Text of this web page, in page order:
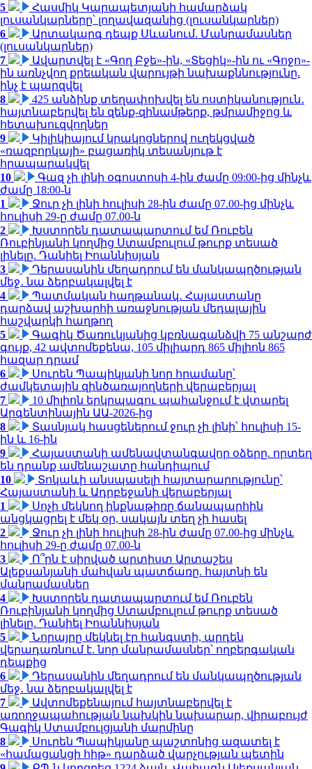
5
Հասմիկ Կարապետյանի համարձակ
լուսանկարները՝ լողավազանից (լուսանկարներ)
6
Արտակարգ դեպք Սևանում. Մանրամասներ
(լուսանկարներ)
7
Ավարտվել է «Գող Բջե»-ին, «Տեցիկ»-ին ու «Գոջո»-
ին առնչվող քրեական վարույթի նախաքննությունը.
ինչ է պարզվել
8
425 անձինք տեղափոխվել են ոստիկանություն․
հայտնաբերվել են զենք-զինամթերք, թմրամիջոց և
հետախուզվողներ
9
Կիլիկիայում կրակոցներով ուղեկցված
«ռազբորկայի» բացառիկ տեսանյութ է
հրապարակվել
10
Գազ չի լինի օգոստոսի 4-ին ժամը 09:00-ից մինչև
ժամը 18:00-ն
1
Ջուր չի լինի հուլիսի 28-ին ժամը 07.00-ից մինչև
հուլիսի 29-ը ժամը 07.00-ն
2
Խստորեն դատապարտում եմ Ռուբեն
Ռուբինյանի կողմից Ստամբուլում թուրք տեսած
լինելը. Դանիել Իոաննիսյան
3
Դերասանին մեղադրում են մանկապղծության
մեջ․ նա ձերբակալվել է
4
Պատմական հաղթանակ․ Հայաստանը
դարձավ աշխարհի առաջնության մեդալային
հաշվարկի հաղթող
5
Գագիկ Ծառուկյանից կբռնագանձվի 75 անշարժ
գույք, 42 ավտոմեքենա, 105 միլիարդ 865 միլիոն 865
հազար դրամ
6
Սուրեն Պապիկյանի նոր հրամանը՝
ժամկետային զինծառայողների վերաբերյալ
7
10 միլիոն երկրպագու պահանջում է վտարել
Արգենտինային ԱԱ-2026-ից
8
Տասնյակ հասցեներում ջուր չի լինի՝ հուլիսի 15-
ին և 16-ին
9
Հայաստանի ամենավտանգավոր օձերը. որտեղ
են դրանք ամենաշատը հանդիպում
10
Տոկաևի անսպասելի հայտարարությունը՝
Հայաստանի և Ադրբեջանի վերաբերյալ
1
Սոչի մեկնող ինքնաթիռը ճանապարհին
անցկացրել է մեկ օր, սակայն տեղ չի հասել
2
Ջուր չի լինի հուլիսի 28-ին ժամը 07.00-ից մինչև
հուլիսի 29-ը ժամը 07.00-ն
3
Ո՞րն է սիրված արտիստ Արտաշես
Ալեքսանյանի մահվան պատճառը. հայտնի են
մանրամասներ
4
Խստորեն դատապարտում եմ Ռուբեն
Ռուբինյանի կողմից Ստամբուլում թուրք տեսած
լինելը. Դանիել Իոաննիսյան
5
Նորայրը մեկնել էր հանգստի, արդեն
վերադառնում է. նոր մանրամասներ՝ ողբերգական
դեպքից
6
Դերասանին մեղադրում են մանկապղծության
մեջ․ նա ձերբակալվել է
7
Ավտոմեքենայում հայտնաբերվել է
առողջապահության նախկին նախարար, վիրաբույժ
Գագիկ Ստամբուլցյանի մարմինը
8
Սուրեն Պապիկյանը պաշտոնից ազատել է
«համացանցի հիթ» դարձած վարչության պետին